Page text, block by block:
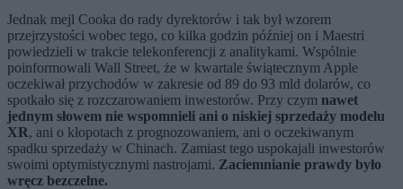
Jednak mejl Cooka do rady dyrektorów i tak był wzorem
przejrzystości wobec tego, co kilka godzin później on i Maestri
powiedzieli w trakcie telekonferencji z analitykami. Wspólnie
poinformowali Wall Street, że w kwartale świątecznym Apple
oczekiwał przychodów w zakresie od 89 do 93 mld dolarów, co
spotkało się z rozczarowaniem inwestorów. Przy czym nawet
jednym słowem nie wspomnieli ani o niskiej sprzedaży modelu
XR, ani o kłopotach z prognozowaniem, ani o oczekiwanym
spadku sprzedaży w Chinach. Zamiast tego uspokajali inwestorów
swoimi optymistycznymi nastrojami. Zaciemnianie prawdy było
wręcz bezczelne.